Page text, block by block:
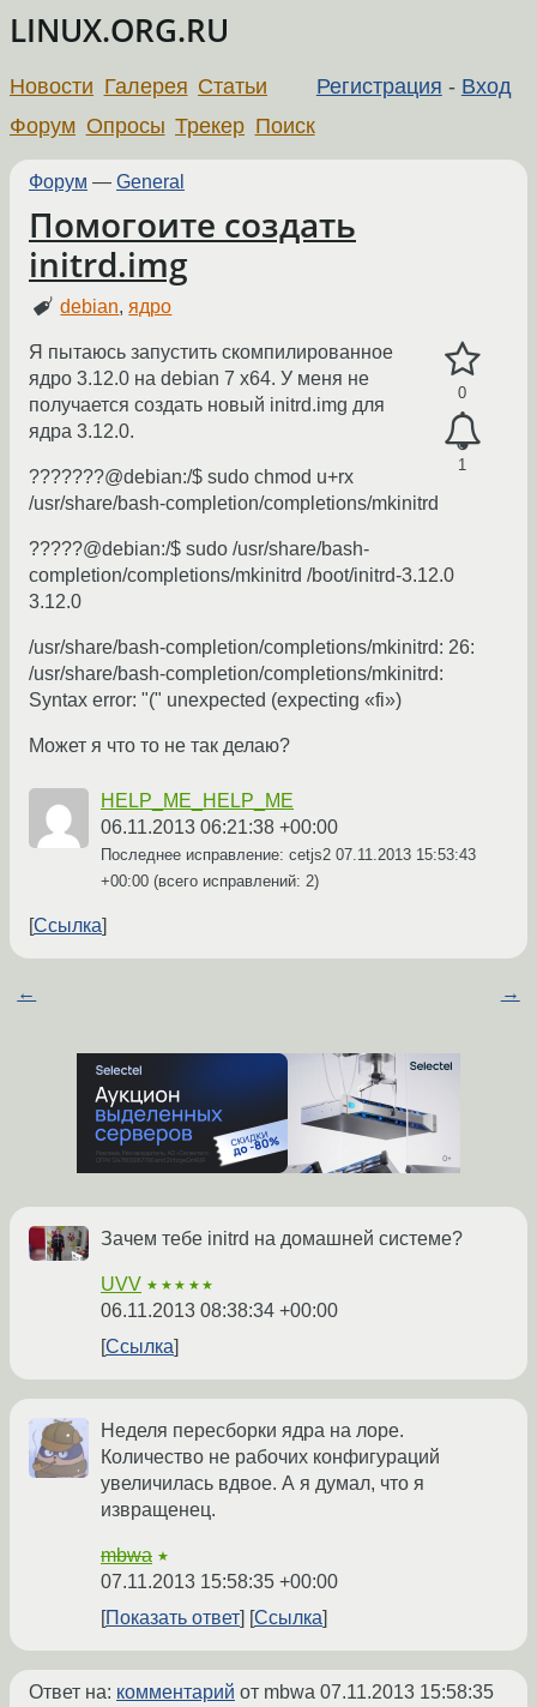
LINUX.ORG.RU
Регистрация - Вход
Новости Галерея Статьи
Форум Опросы Трекер Поиск
Форум — General
Помогоите создать
initrd.img
debian,ядро
0
1
Я пытаюсь запустить скомпилированное
ядро 3.12.0 на debian 7 x64. У меня не
получается создать новый initrd.img для
ядра 3.12.0.
???????@debian:/$ sudo chmod u+rx
/usr/share/bash-completion/completions/mkinitrd
?????@debian:/$ sudo /usr/share/bash-
completion/completions/mkinitrd /boot/initrd-3.12.0
3.12.0
/usr/share/bash-completion/completions/mkinitrd: 26:
/usr/share/bash-completion/completions/mkinitrd:
Syntax error: "(" unexpected (expecting «fi»)
Может я что то не так делаю?
HELP_ME_HELP_ME
06.11.2013 06:21:38 +00:00
Последнее исправление: cetjs2 07.11.2013 15:53:43
+00:00 (всего исправлений: 2)
Ссылка
← →
Зачем тебе initrd на домашней системе?
UVV ★★★★★
06.11.2013 08:38:34 +00:00
Ссылка
Неделя пересборки ядра на лоре.
Количество не рабочих конфигураций
увеличилась вдвое. А я думал, что я
извращенец.
mbwa ★
07.11.2013 15:58:35 +00:00
Показать ответ
Ссылка
Ответ на: комментарий от mbwa 07.11.2013 15:58:35